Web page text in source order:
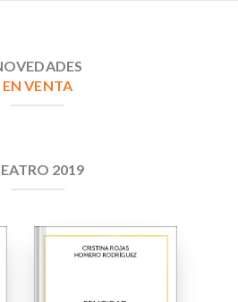
EN VENTA
2019